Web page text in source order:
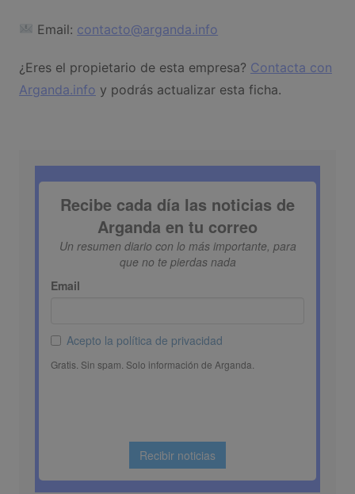
Email: contacto@arganda.info
¿Eres el propietario de esta empresa? Contacta con
Arganda.info y podrás actualizar esta ficha.